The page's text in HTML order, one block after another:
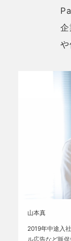
山本真
2019年中途入
ル広告など販